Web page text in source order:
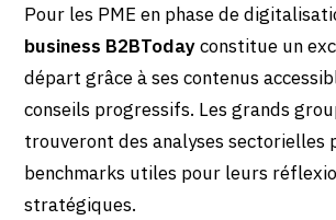
Pour les PME en phase de
business B2BTodayconstitue un
départ grâce à ses contenus
conseils progressifs. Les grands
trouveront des analyses sectorielles
benchmarks utiles pour leurs
stratégiques.